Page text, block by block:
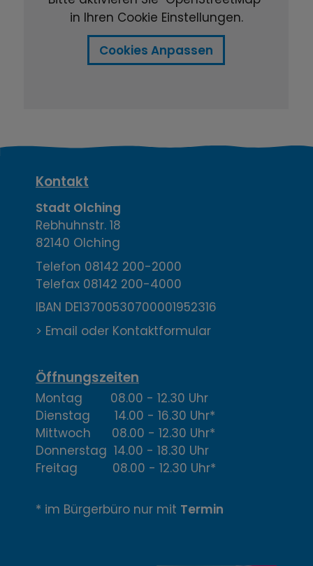
in Ihren Cookie Einstellungen.
Cookies Anpassen
K
o
n
t
a
k
,
Ö
f
f
n
u
Kontakt
Stadt Olching
Rebhuhnstr. 18
82140 Olching
Telefon 08142 200-2000
Telefax 08142 200-4000
IBAN DE13700530700001952316
> Email oder Kontaktformular
Öffnungszeiten
Montag 08.00 - 12.30 Uhr
Dienstag 14.00 - 16.30 Uhr*
Mittwoch 08.00 - 12.30 Uhr*
Donnerstag 14.00 - 18.30 Uhr
Freitag 08.00 - 12.30 Uhr*
* im Bürgerbüro nur mit Termin